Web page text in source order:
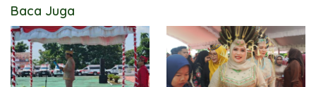
Baca Juga